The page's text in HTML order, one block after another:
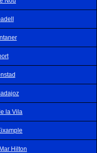
la Vila
Hilton